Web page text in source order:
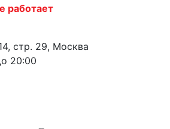
работает
стр. 29, Москва
20:00